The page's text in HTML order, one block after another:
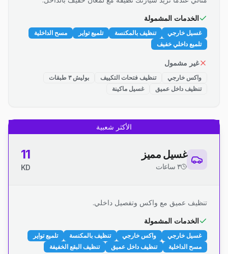
الخدمات المشمولة
غسيل خارجي تنظيف بالمكنسة تلميع تواير
مسح الداخلية
تلميع داخلي خفيف
غير مشمول
واكس خارجي تنظيف فتحات التكييف
بوليش ٣ طبقات
تنظيف داخل عميق
غسيل ماكينة
الأكثر شعبية
غسيل مميز
٣ ساعات
11
KD
تنظيف عميق مع واكس وتفصيل داخلي.
الخدمات المشمولة
غسيل خارجي واكس خارجي تنظيف بالمكنسة
تلميع تواير
مسح الداخلية
تنظيف داخل عميق تنظيف البقع الخفيفة